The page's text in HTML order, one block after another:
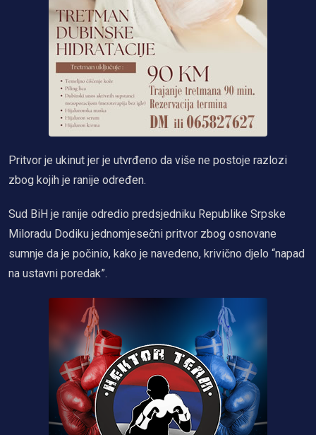
Pritvor je ukinut jer je utvrđeno da više ne postoje razlozi
zbog kojih je ranije određen.
Sud BiH je ranije odredio predsjedniku Republike Srpske
Miloradu Dodiku jednomjesečni pritvor zbog osnovane
sumnje da je počinio, kako je navedeno, krivično djelo “napad
na ustavni poredak”.